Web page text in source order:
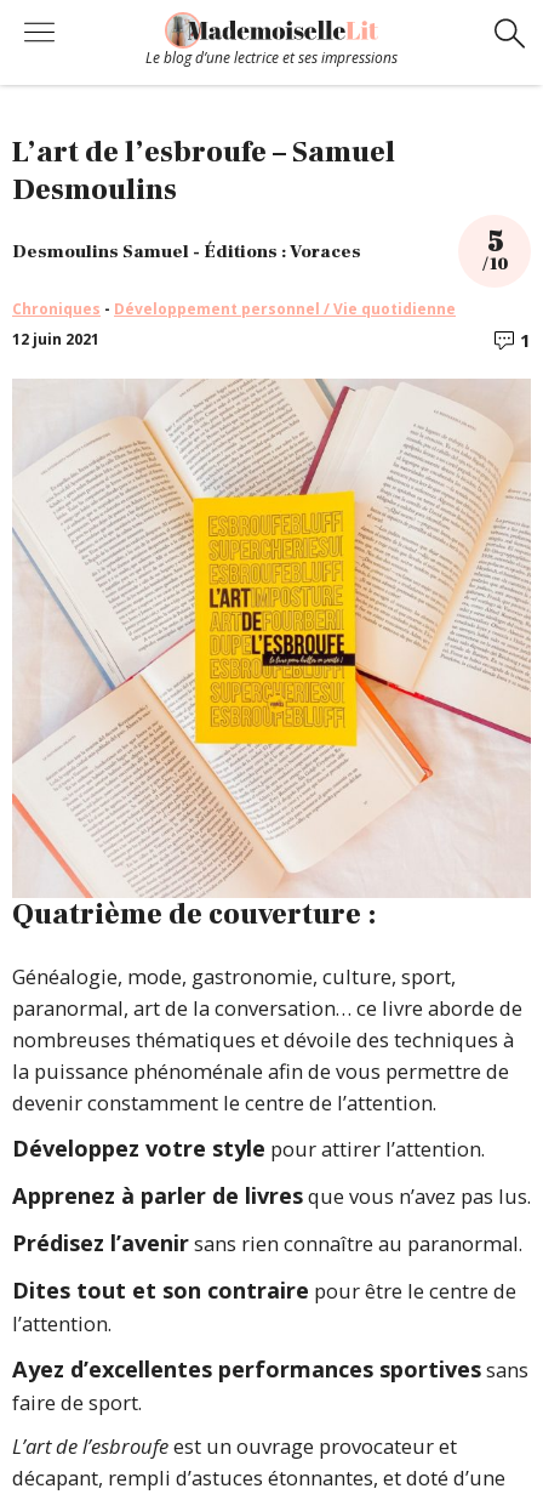
Le blog d’une lectrice et ses impressions
Contact
L’art de l’esbroufe – Samuel
Desmoulins
Desmoulins Samuel - Éditions : Voraces 5
/ 10
Chroniques - Développement personnel / Vie quotidienne
12 juin 2021
1
Quatrième de couverture :
Généalogie, mode, gastronomie, culture, sport,
paranormal, art de la conversation… ce livre aborde de
nombreuses thématiques et dévoile des techniques à
la puissance phénoménale afin de vous permettre de
devenir constamment le centre de l’attention.
Développez votre style pour attirer l’attention.
Apprenez à parler de livresque vous n’avez pas lus.
Prédisez l’avenirsans rien connaître au paranormal.
Dites tout et son contraire pour être le centre de
l’attention.
Ayez d’excellentes performances sportivessans
faire de sport.
L’art de l’esbroufeest un ouvrage provocateur et
décapant, rempli d’astuces étonnantes, et doté d’une